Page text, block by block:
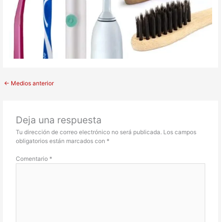
← Medios anterior
Deja una respuesta
Tu dirección de correo electrónico no será publicada. Los campos
obligatorios están marcados con *
Comentario *